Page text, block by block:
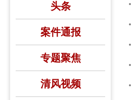
头条
案件通报
专题聚焦
清风视频